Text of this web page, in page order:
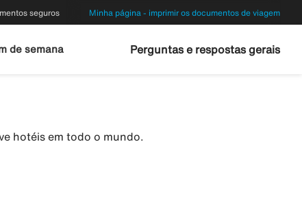
seguros Minha página - imprimir os documentos de viagem
de semana Perguntas e respostas gerais
hotéis em todo o mundo.